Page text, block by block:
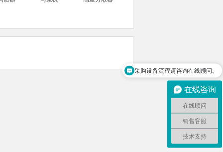
在线咨询
在线顾问
销售客服
技术支持
采购设备流程请咨询在线顾问。